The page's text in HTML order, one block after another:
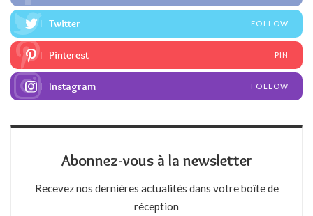
Twitter FOLLOW
Pinterest PIN
Instagram FOLLOW
Abonnez-vous à la newsletter
Recevez nos dernières actualités dans votre boîte de
réception